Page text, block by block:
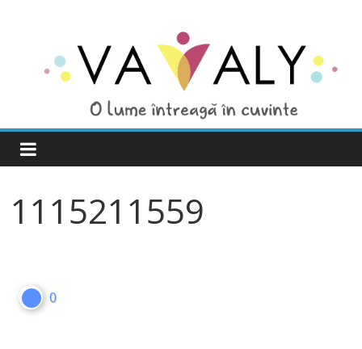
1115211559
0